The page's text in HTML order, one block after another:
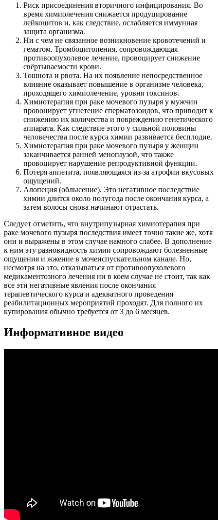
Риск присоединения вторичного инфицирования. Во
время химиолечения снижается продуцирование
лейкоцитов и, как следствие, ослабляется иммунная
защита организма.
Ни с чем не связанное возникновение кровотечений и
гематом. Тромбоцитопения, сопровождающая
противоопухолевое лечение, провоцирует снижение
свёртываемости крови.
Тошнота и рвота. На их появление непосредственное
влияние оказывает повышение в организме человека,
проходящего химиолечение, уровня токсинов.
Химиотерапия при раке мочевого пузыря у мужчин
провоцирует угнетение сперматозоидов, что приводит к
снижению их количества и повреждению генетического
аппарата. Как следствие этого у сильной половины
человечества после курса химии развивается бесплодие.
Химиотерапия при раке мочевого пузыря у женщин
заканчивается ранней менопаузой, что также
провоцирует нарушение репродуктивной функции.
Потеря аппетита, появляющаяся из-за атрофии вкусовых
ощущений.
Алопеция (облысение). Это негативное последствие
химии длится около полугода после окончания курса, а
затем волосы снова начинают отрастать.
Следует отметить, что внутрипузырная химиотерапия при
раке мочевого пузыря последствия имеет точно такие же, хотя
они и выражены в этом случае намного слабее. В дополнение
к ним эту разновидность химии сопровождают болезненные
ощущения и жжение в мочеиспускательном канале. Но,
несмотря на это, отказываться от противоопухолевого
медикаментозного лечения ни в коем случае не стоит, так как
все эти негативные явления после окончания
терапевтического курса и адекватного проведения
реабилитационных мероприятий проходят. Для полного их
купирования обычно требуется от 3 до 6 месяцев.
Информативное видео